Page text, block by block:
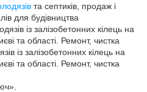
та септиків, продаж і
для будівництва
із залізобетонних кілець на
та області. Ремонт, чистка
із залізобетонних кілець на
та області. Ремонт, чистка